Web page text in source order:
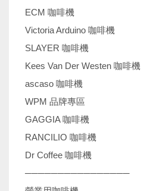
ECM 咖啡機
Victoria Arduino 咖啡機
SLAYER 咖啡機
Kees Van Der Westen 咖啡機
ascaso 咖啡機
WPM 品牌專區
GAGGIA 咖啡機
RANCILIO 咖啡機
Dr Coffee 咖啡機
────────────────